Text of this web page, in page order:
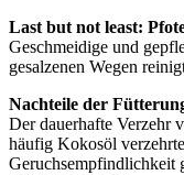
Last but not least:
Geschmeidige und
gesalzenen Wegen
Nachteile der
Der dauerhafte Verzehr
häufig Kokosöl
Geruchsempfindlichkeit